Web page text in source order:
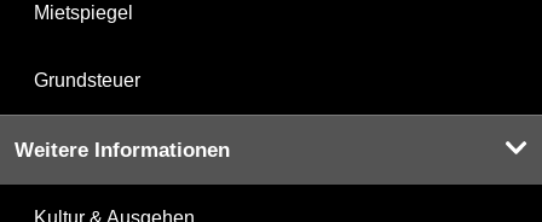
Mietspiegel
Grundsteuer
Weitere Informationen
Kultur & Ausgehen